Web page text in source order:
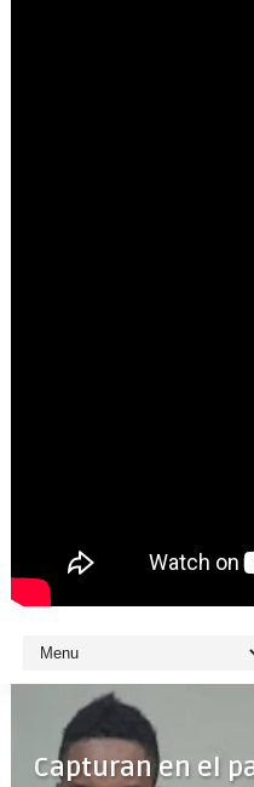
Capturan en el